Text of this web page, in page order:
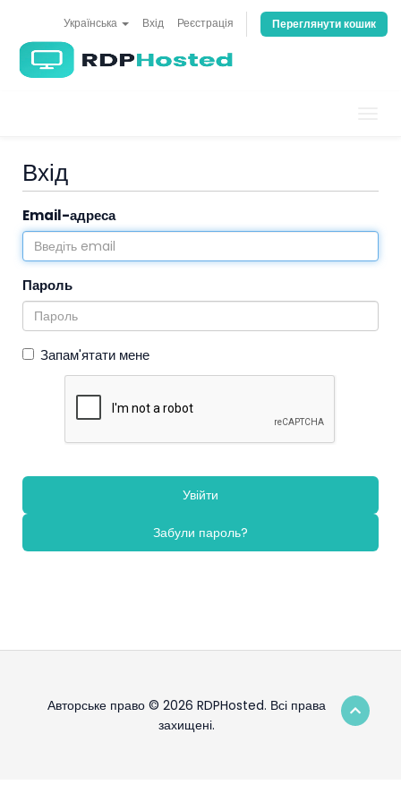
Українська Вхід Реєстрація Переглянути кошик
Вхід
Email-адреса
Пароль
Запам'ятати мене
Забули пароль?
Авторське право © 2026 RDPHosted. Всі права
захищені.